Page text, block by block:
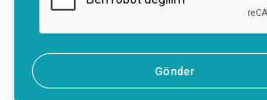
Gönder